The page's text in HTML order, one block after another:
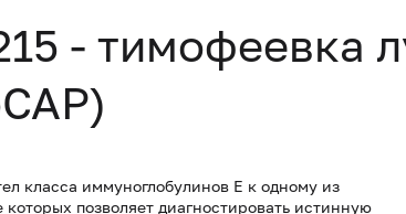
- тимофеевка
класса иммуноглобулинов E к одному из
позволяет диагностировать истинную